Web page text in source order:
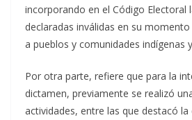
incorporando en el Código Electoral
declaradas inválidas en su
a pueblos y comunidades indígenas
Por otra parte, refiere que para la
dictamen, previamente se realizó
actividades, entre las que destacó la